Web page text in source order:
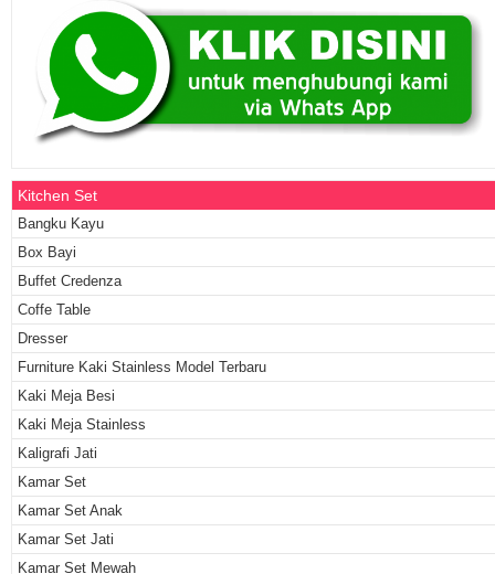
Kitchen Set
Bangku Kayu
Box Bayi
Buffet Credenza
Coffe Table
Dresser
Furniture Kaki Stainless Model Terbaru
Kaki Meja Besi
Kaki Meja Stainless
Kaligrafi Jati
Kamar Set
Kamar Set Anak
Kamar Set Jati
Kamar Set Mewah